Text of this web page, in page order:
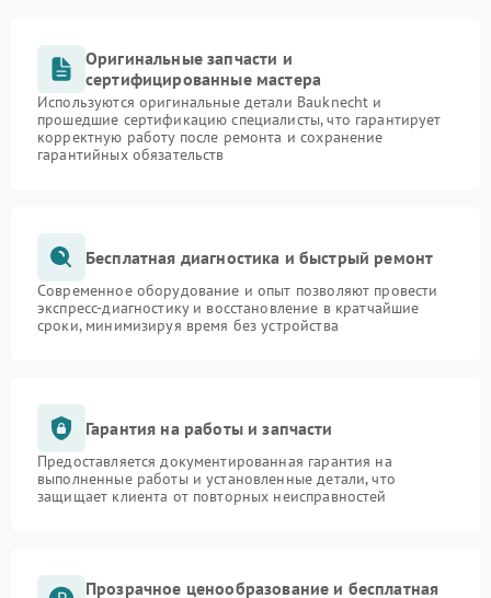
Оригинальные запчасти и
сертифицированные мастера
Используются оригинальные детали Bauknecht и
прошедшие сертификацию специалисты, что гарантирует
корректную работу после ремонта и сохранение
гарантийных обязательств
Бесплатная диагностика и быстрый ремонт
Современное оборудование и опыт позволяют провести
экспресс-диагностику и восстановление в кратчайшие
сроки, минимизируя время без устройства
Гарантия на работы и запчасти
Предоставляется документированная гарантия на
выполненные работы и установленные детали, что
защищает клиента от повторных неисправностей
Прозрачное ценообразование и бесплатная